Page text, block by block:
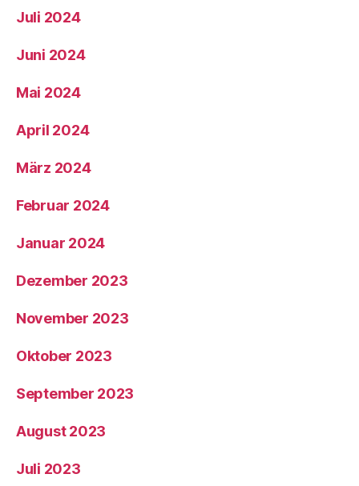
Juli 2024
Juni 2024
Mai 2024
April 2024
März 2024
Februar 2024
Januar 2024
Dezember 2023
November 2023
Oktober 2023
September 2023
August 2023
Juli 2023